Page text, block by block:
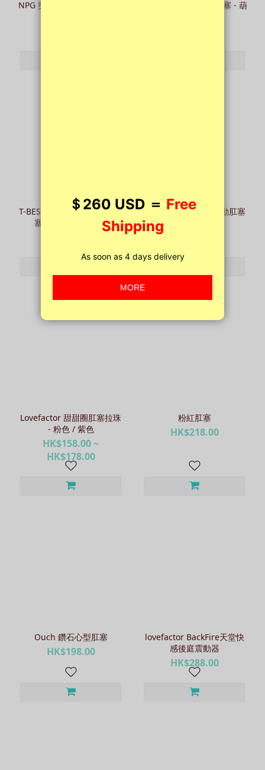
NPG 突撃二番 極逼真彎曲吸
Pro-E 暖熱觸感矽膠肛塞 - 葫
T-BEST 猛毒全黑後庭震動肛
塞 - 拉珠款 / 凸凸款
Je Joue Vesta 遙控震動肛塞
Lovefactor 甜甜圈肛塞拉珠
- 粉色 / 紫色
HK$158.00 ~
HK$178.00
粉紅肛塞
HK$218.00
Ouch 鑽石心型肛塞
HK$198.00
lovefactor BackFire天堂快
感後庭震動器
HK$288.00